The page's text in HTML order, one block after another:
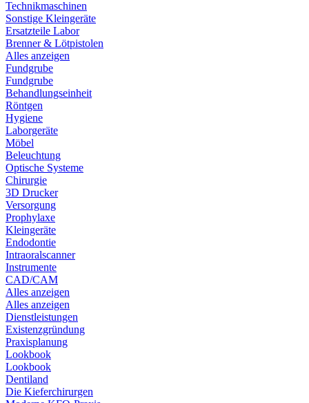
Technikmaschinen
Sonstige Kleingeräte
Ersatzteile Labor
Brenner & Lötpistolen
Alles anzeigen
Fundgrube
Fundgrube
Behandlungseinheit
Röntgen
Hygiene
Laborgeräte
Möbel
Beleuchtung
Optische Systeme
Chirurgie
3D Drucker
Versorgung
Prophylaxe
Kleingeräte
Endodontie
Intraoralscanner
Instrumente
CAD/CAM
Alles anzeigen
Alles anzeigen
Dienstleistungen
Existenzgründung
Praxisplanung
Lookbook
Lookbook
Dentiland
Die Kieferchirurgen